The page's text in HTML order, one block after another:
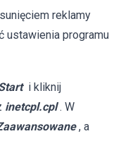
reklamy
ustawienia programu
i kliknij
inetcpl.cpl . W
, a